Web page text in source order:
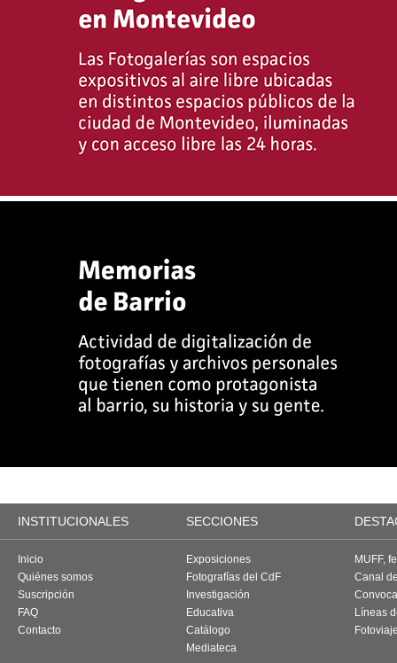
INSTITUCIONALES SECCIONES
Inicio
Quiénes somos
Suscripción
FAQ
Contacto
Exposiciones
Fotografías del CdF
Investigación
Educativa
Catálogo
Mediateca
MUFF,
Canal
Líneas